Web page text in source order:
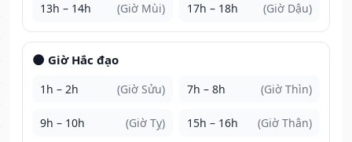
13h – 14h (Giờ Mùi) 17h – 18h (Giờ Dậu)
🌑 Giờ Hắc đạo
1h – 2h (Giờ Sửu) 7h – 8h (Giờ Thìn)
9h – 10h (Giờ Tỵ) 15h – 16h (Giờ Thân)